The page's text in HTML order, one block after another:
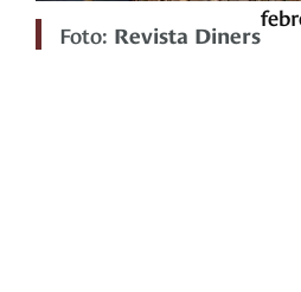
Foto: Revista Diners